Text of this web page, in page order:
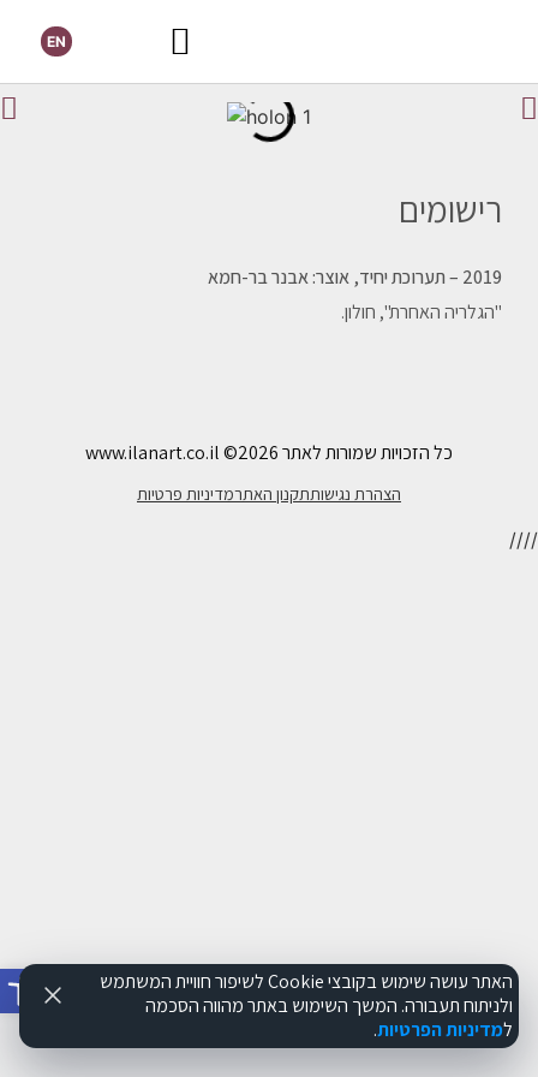
פתח
EN
רישומים
2019 – תערוכת יחיד, אוצר: אבנר בר-חמא
"הגלריה האחרת", חולון.
כל הזכויות שמורות לאתר www.ilanart.co.il©2026
הצהרת נגישותתקנון האתרמדיניות פרטיות
//
//
האתר עושה שימוש בקובצי Cookie לשיפור חוויית המשתמש
ולניתוח תעבורה. המשך השימוש באתר מהווה הסכמה
למדיניות הפרטיות.